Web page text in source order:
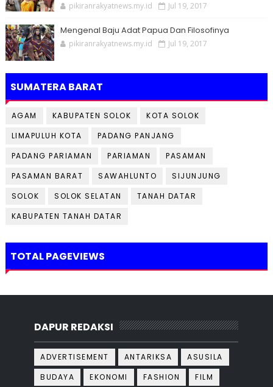
pikiranrakyatnews.my.id Jul 19, 2017
Mengenal Baju Adat Papua Dan Filosofinya
pikiranrakyatnews.my.id Jul 19, 2017
SUMATERA BARAT
AGAM KABUPATEN SOLOK
KOTA SOLOK
LIMAPULUH KOTA
PADANG PANJANG
PADANG PARIAMAN
PARIAMAN
PASAMAN
PASAMAN BARAT
SAWAHLUNTO
SIJUNJUNG
SOLOK
SOLOK SELATAN
TANAH DATAR
KABUPATEN TANAH DATAR
TOTAL PAGEVIEWS
DAPUR REDAKSI
ADVERTISEMENT ANTARIKSA
ASUSILA
BUDAYA
EKONOMI FASHION
FILM